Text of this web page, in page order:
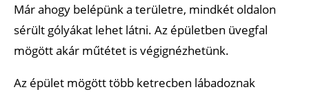
Már ahogy belépünk a területre, mindkét oldalon
sérült gólyákat lehet látni. Az épületben üvegfal
mögött akár műtétet is végignézhetünk.
Az épület mögött több ketrecben lábadoznak